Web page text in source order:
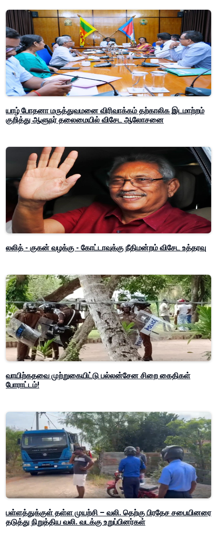
யாழ் போதனா மருத்துவமனை விரிவாக்கம் தற்காலிக இடமாற்றம்
குறித்து ஆளுநர் தலைமையில் விசேட ஆலோசனை
லலித் - குகன் வழக்கு - கோட்டாவுக்கு நீதிமன்றம் விசேட உத்தரவு
வாயிற்கதவை முற்றுகையிட்டு பல்லன்சேன சிறை கைதிகள்
போராட்டம்!
பள்ளத்துக்குள் தள்ள முயற்சி – வலி. தெற்கு பிரதேச சபையினரை
தடுத்து நிறுத்திய வலி. வடக்கு உறுப்பினர்கள்